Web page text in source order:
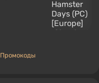
Промокоды